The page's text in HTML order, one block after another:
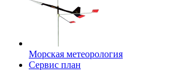
Морская метеорология
Сервис план